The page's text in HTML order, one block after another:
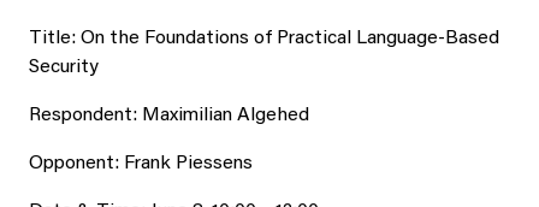
Title: On the Foundations of Practical Language-Based
Security
Respondent: Maximilian Algehed
Opponent: Frank Piessens